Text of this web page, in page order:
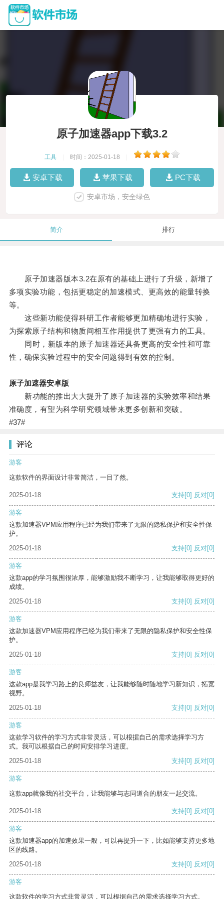
原子加速器app下载3.2
工具 时间：2025-01-18
安卓下载 苹果下载 PC下载
安卓市场，安全绿色
简介 排行
原子加速器版本3.2在原有的基础上进行了升级，新增了
多项实验功能，包括更稳定的加速模式、更高效的能量转换
等。
这些新功能使得科研工作者能够更加精确地进行实验，
为探索原子结构和物质间相互作用提供了更强有力的工具。
同时，新版本的原子加速器还具备更高的安全性和可靠
性，确保实验过程中的安全问题得到有效的控制。
原子加速器安卓版
新功能的推出大大提升了原子加速器的实验效率和结果
准确度，有望为科学研究领域带来更多创新和突破。
#37#
评论
游客
这款软件的界面设计非常简洁，一目了然。
2025-01-18 支持[0] 反对[0]
游客
这款加速器VPM应用程序已经为我们带来了无限的隐私保护和安全性保
护。
2025-01-18
支持[0] 反对[0]
游客
这款app的学习氛围很浓厚，能够激励我不断学习，让我能够取得更好的
成绩。
2025-01-18
支持[0] 反对[0]
游客
这款加速器VPM应用程序已经为我们带来了无限的隐私保护和安全性保
护。
2025-01-18
支持[0] 反对[0]
游客
这款app是我学习路上的良师益友，让我能够随时随地学习新知识，拓宽
视野。
2025-01-18
支持[0] 反对[0]
游客
这款学习软件的学习方式非常灵活，可以根据自己的需求选择学习方
式。我可以根据自己的时间安排学习进度。
2025-01-18
支持[0] 反对[0]
游客
这款app就像我的社交平台，让我能够与志同道合的朋友一起交流。
2025-01-18 支持[0] 反对[0]
游客
这款加速器app的加速效果一般，可以再提升一下，比如能够支持更多地
区的线路。
2025-01-18
支持[0] 反对[0]
游客
这款软件的学习方式非常灵活，可以根据自己的需求选择学习方式。